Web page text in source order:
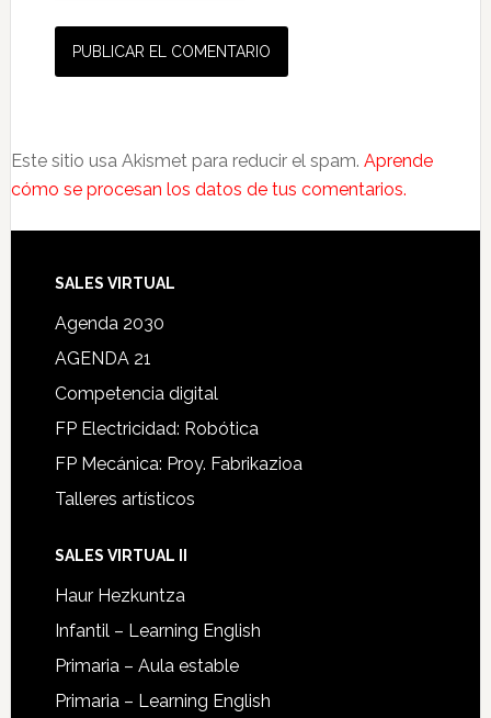
Este sitio usa Akismet para reducir el spam. Aprende
cómo se procesan los datos de tus comentarios.
SALES VIRTUAL
Agenda 2030
AGENDA 21
Competencia digital
FP Electricidad: Robótica
FP Mecánica: Proy. Fabrikazioa
Talleres artísticos
SALES VIRTUAL II
Haur Hezkuntza
Infantil – Learning English
Primaria – Aula estable
Primaria – Learning English